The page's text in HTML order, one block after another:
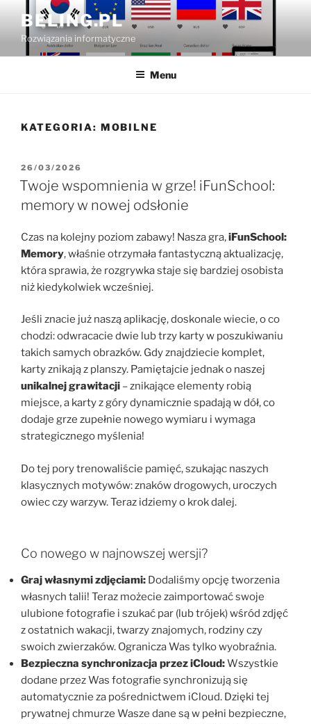
treści
BELING.PL
Rozwiązania informatyczne
Menu
KATEGORIA: MOBILNE
OPUBLIKOWANE
W
26/03/2026
Twoje wspomnienia w grze! iFunSchool:
memory w nowej odsłonie
Czas na kolejny poziom zabawy! Nasza gra,iFunSchool:
Memory, właśnie otrzymała fantastyczną aktualizację,
która sprawia, że rozgrywka staje się bardziej osobista
niż kiedykolwiek wcześniej.
Jeśli znacie już naszą aplikację, doskonale wiecie, o co
chodzi: odwracacie dwie lub trzy karty w poszukiwaniu
takich samych obrazków. Gdy znajdziecie komplet,
karty znikają z planszy. Pamiętajcie jednak o naszej
unikalnej grawitacji – znikające elementy robią
miejsce, a karty z góry dynamicznie spadają w dół, co
dodaje grze zupełnie nowego wymiaru i wymaga
strategicznego myślenia!
Do tej pory trenowaliście pamięć, szukając naszych
klasycznych motywów: znaków drogowych, uroczych
owiec czy warzyw. Teraz idziemy o krok dalej.
Co nowego w najnowszej wersji?
Graj własnymi zdjęciami: Dodaliśmy opcję tworzenia
własnych talii! Teraz możecie zaimportować swoje
ulubione fotografie i szukać par (lub trójek) wśród zdjęć
z ostatnich wakacji, twarzy znajomych, rodziny czy
swoich zwierzaków. Ogranicza Was tylko wyobraźnia.
Bezpieczna synchronizacja przez iCloud:Wszystkie
dodane przez Was fotografie synchronizują się
automatycznie za pośrednictwem iCloud. Dzięki tej
prywatnej chmurze Wasze dane są w pełni bezpieczne,